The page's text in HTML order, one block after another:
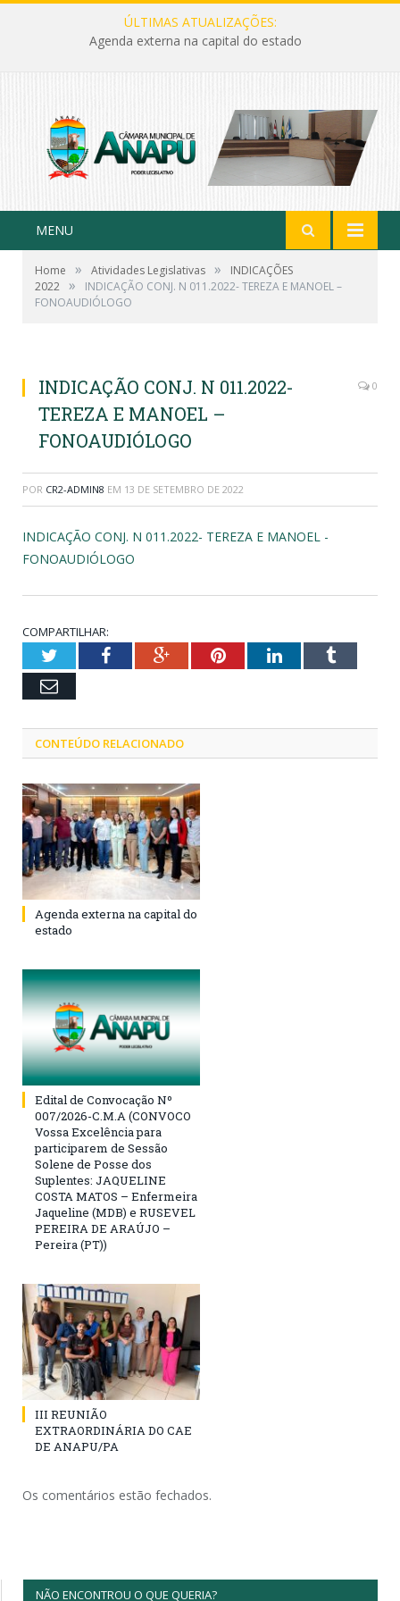
ÚLTIMAS ATUALIZAÇÕES:
Agenda externa na capital do estado
MENU
Home » Atividades Legislativas »
INDICAÇÕES
2022 »
INDICAÇÃO CONJ. N 011.2022- TEREZA E MANOEL –
FONOAUDIÓLOGO
INDICAÇÃO CONJ. N 011.2022-
TEREZA E MANOEL –
FONOAUDIÓLOGO
0
POR CR2-ADMIN8 EM 13 DE SETEMBRO DE 2022
INDICAÇÃO CONJ. N 011.2022- TEREZA E MANOEL -
FONOAUDIÓLOGO
COMPARTILHAR:
TwitterFacebookGoogle+PinterestLinkedInTumblr
Email
CONTEÚDO RELACIONADO
Agenda externa na capital do
estado
Edital de Convocação Nº
007/2026-C.M.A (CONVOCO
Vossa Excelência para
participarem de Sessão
Solene de Posse dos
Suplentes: JAQUELINE
COSTA MATOS – Enfermeira
Jaqueline (MDB) e RUSEVEL
PEREIRA DE ARAÚJO –
Pereira (PT))
III REUNIÃO
EXTRAORDINÁRIA DO CAE
DE ANAPU/PA
Os comentários estão fechados.
NÃO ENCONTROU O QUE QUERIA?